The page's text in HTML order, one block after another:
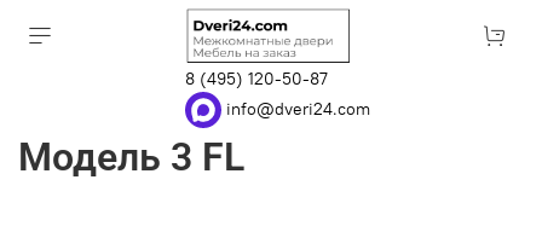
8 (495) 120-50-87
info@dveri24.com
Модель 3 FL